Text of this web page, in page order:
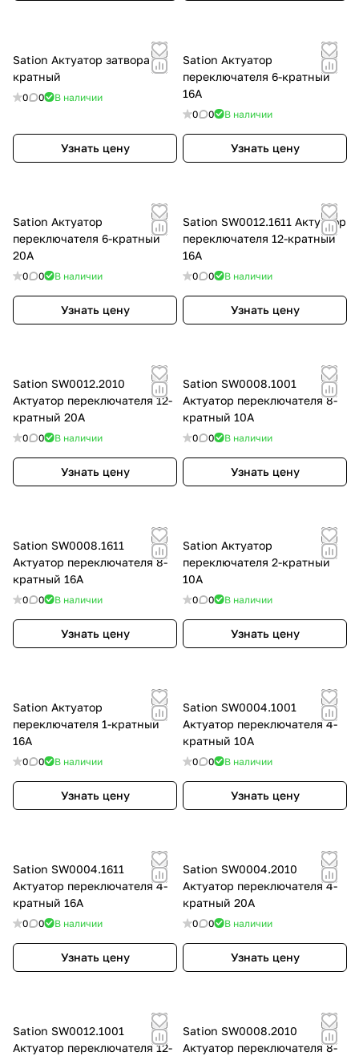
Sation Актуатор затвора 2-
кратный
0 0 В наличии
Узнать цену
Sation Актуатор
переключателя 6-кратный
16A
0 0 В наличии
Узнать цену
Sation Актуатор
переключателя 6-кратный
20A
0 0 В наличии
Узнать цену
Sation SW0012.1611 Актуатор
переключателя 12-кратный
16A
0 0 В наличии
Узнать цену
Sation SW0012.2010
Актуатор переключателя 12-
кратный 20A
0 0 В наличии
Узнать цену
Sation SW0008.1001
Актуатор переключателя 8-
кратный 10A
0 0 В наличии
Узнать цену
Sation SW0008.1611
Актуатор переключателя 8-
кратный 16A
0 0 В наличии
Узнать цену
Sation Актуатор
переключателя 2-кратный
10A
0 0 В наличии
Узнать цену
Sation Актуатор
переключателя 1-кратный
16A
0 0 В наличии
Узнать цену
Sation SW0004.1001
Актуатор переключателя 4-
кратный 10A
0 0 В наличии
Узнать цену
Sation SW0004.1611
Актуатор переключателя 4-
кратный 16A
0 0 В наличии
Узнать цену
Sation SW0004.2010
Актуатор переключателя 4-
кратный 20A
0 0 В наличии
Узнать цену
Sation SW0012.1001
Актуатор переключателя 12-
Sation SW0008.2010
Актуатор переключателя 8-